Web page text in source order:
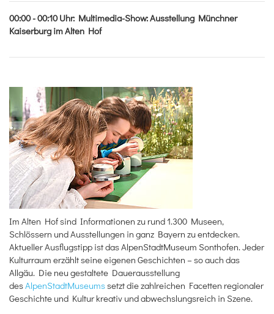
00:00 - 00:10Uhr: Multimedia-Show: Ausstellung Münchner
Kaiserburg im Alten Hof
Im Alten Hof sind Informationen zu rund 1.300 Museen,
Schlössern und Ausstellungen in ganz Bayern zu entdecken.
Aktueller Ausflugstipp ist das AlpenStadtMuseum Sonthofen. Jeder
Kulturraum erzählt seine eigenen Geschichten – so auch das
Allgäu. Die neu gestaltete Dauerausstellung
desAlpenStadtMuseumssetzt die zahlreichen Facetten regionaler
Geschichte und Kultur kreativ und abwechslungsreich in Szene.